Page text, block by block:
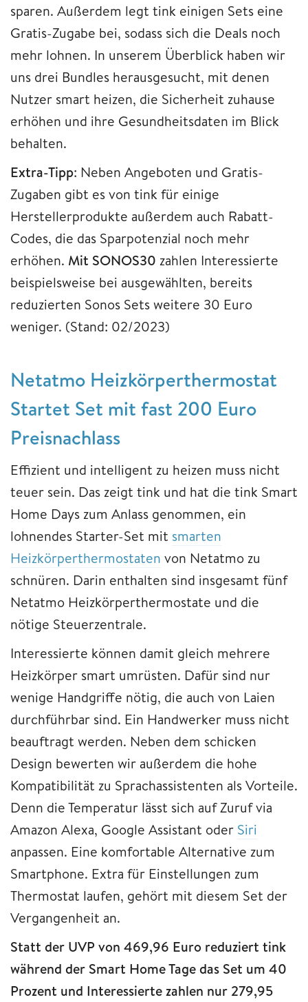
sparen. Außerdem legt tink einigen Sets eine
Gratis-Zugabe bei, sodass sich die Deals noch
mehr lohnen. In unserem Überblick haben wir
uns drei Bundles herausgesucht, mit denen
Nutzer smart heizen, die Sicherheit zuhause
erhöhen und ihre Gesundheitsdaten im Blick
behalten.
Extra-Tipp: Neben Angeboten und Gratis-
Zugaben gibt es von tink für einige
Herstellerprodukte außerdem auch Rabatt-
Codes, die das Sparpotenzial noch mehr
erhöhen. Mit SONOS30 zahlen Interessierte
beispielsweise bei ausgewählten, bereits
reduzierten Sonos Sets weitere 30 Euro
weniger. (Stand: 02/2023)
Netatmo Heizkörperthermostat
Startet Set mit fast 200 Euro
Preisnachlass
Effizient und intelligent zu heizen muss nicht
teuer sein. Das zeigt tink und hat die tink Smart
Home Days zum Anlass genommen, ein
lohnendes Starter-Set mit smarten
Heizkörperthermostaten von Netatmo zu
schnüren. Darin enthalten sind insgesamt fünf
Netatmo Heizkörperthermostate und die
nötige Steuerzentrale.
Interessierte können damit gleich mehrere
Heizkörper smart umrüsten. Dafür sind nur
wenige Handgriffe nötig, die auch von Laien
durchführbar sind. Ein Handwerker muss nicht
beauftragt werden. Neben dem schicken
Design bewerten wir außerdem die hohe
Kompatibilität zu Sprachassistenten als Vorteile.
Denn die Temperatur lässt sich auf Zuruf via
Amazon Alexa, Google Assistant oder Siri
anpassen. Eine komfortable Alternative zum
Smartphone. Extra für Einstellungen zum
Thermostat laufen, gehört mit diesem Set der
Vergangenheit an.
Statt der UVP von 469,96 Euro reduziert tink
während der Smart Home Tage das Set um 40
Prozent und Interessierte zahlen nur 279,95